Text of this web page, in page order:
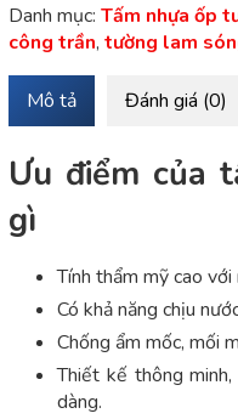
Danh mục: Tấm nhựa ốp
công trần, tường lam
Mô tả Đánh giá (0)
Ưu điểm của
gì
Tính thẩm mỹ cao với
Có khả năng chịu
Chống ẩm mốc, mối
Thiết kế thông
dàng.